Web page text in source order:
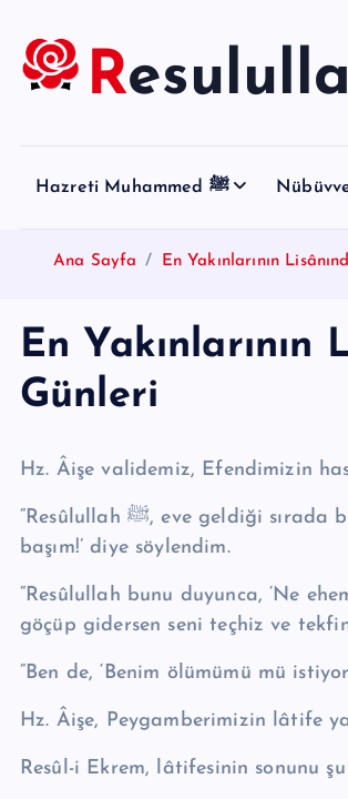
Hazreti Muhammed ﷺ
Ana Sayfa En Yakınlarının
En Yakınlarının
Günleri
Hz. Âişe validemiz, Efendimizin
“Re­sû­lul­lah ﷺ, eve geldiği sırada başımda bir ağrı belirmişti. Ağrının şiddetinden ‘Vay başım, vay
başım!’ diye söylendim.
“Re­sû­lul­lah bunu duyunca, ‘Ne
göçüp gidersen seni teçhiz ve
“Ben de, ‘Benim ölümümü mü
Hz. Âişe, Pey­gam­be­ri­mizin lâtife
Resûl-i Ekrem, lâtifesinin sonunu